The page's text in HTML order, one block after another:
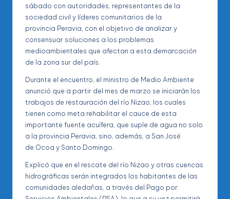
sábado con autoridades, representantes de la
sociedad civil y líderes comunitarios de la
provincia Peravia, con el objetivo de analizar y
consensuar soluciones a los problemas
medioambientales que afectan a esta demarcación
de la zona sur del país.
Durante el encuentro, el ministro de Medio Ambiente
anunció que a partir del mes de marzo se iniciarán los
trabajos de restauración del río Nizao, los cuales
tienen como meta rehabilitar el cauce de esta
importante fuente acuífera, que suple de agua no solo
a la provincia Peravia, sino, además, a San José
de Ocoa y Santo Domingo.
Explicó que en el rescate del río Nizao y otras cuencas
hidrográficas serán integrados los habitantes de las
comunidades aledañas, a través del Pago por